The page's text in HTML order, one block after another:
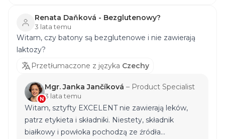
Renata Daňková - Bezglutenowy?
3 lata temu
Witam, czy batony są bezglutenowe i nie zawierają
laktozy?
Przetłumaczone z języka Czechy
N
Mgr. Janka Jančíková – Product Specialist
3 lata temu
Witam, sztyfty EXCELENT nie zawierają leków,
patrz etykieta i składniki. Niestety, składnik
białkowy i powłoka pochodzą ze źródła